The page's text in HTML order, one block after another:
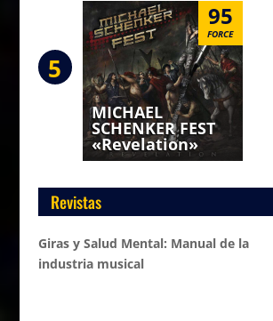
5
95
FORCE
MICHAEL
SCHENKER FEST
«Revelation»
Revistas
Giras y Salud Mental: Manual de la
industria musical